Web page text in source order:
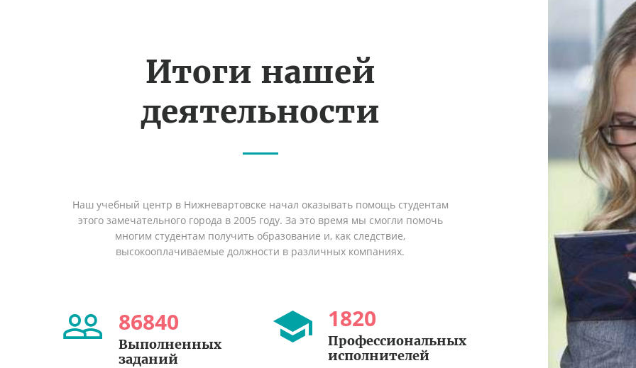
Итоги нашей
деятельности
Наш учебный центр в Нижневартовске начал оказывать помощь студентам
этого замечательного города в 2005 году. За это время мы смогли помочь
многим студентам получить образование и, как следствие,
высокооплачиваемые должности в различных компаниях.
86840
Выполненных
заданий
1820
Профессиональных
исполнителей